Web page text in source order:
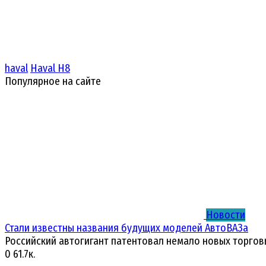
haval Haval H8
Популярное на сайте
Новости
Стали известны названия будущих моделей АвтоВАЗа
Российский автогигант патентовал немало новых
0 61.7к.